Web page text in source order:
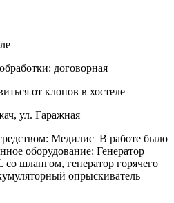
договорная
от клопов в хостеле
ул. Гаражная
Медилис В работе было
оборудование: Генератор
шлангом, генератор горячего
опрыскиватель